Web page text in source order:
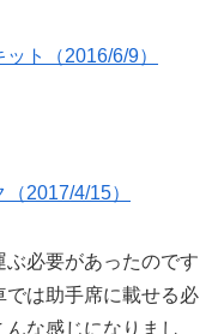
ト（2016/6/9）
2017/4/15）
必要があったのです
は助手席に載せる必
な感じになりまし